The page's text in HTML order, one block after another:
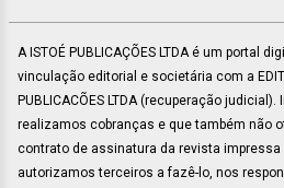
A ISTOÉ PUBLICAÇÕES LTDA é um portal
vinculação editorial e societária com a
PUBLICACÕES LTDA (recuperação
realizamos cobranças e que também não
contrato de assinatura da revista impressa
autorizamos terceiros a fazê-lo, nos